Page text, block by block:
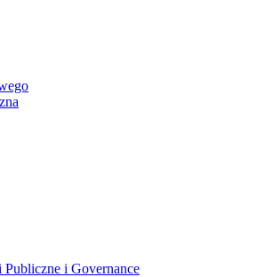
i Governance